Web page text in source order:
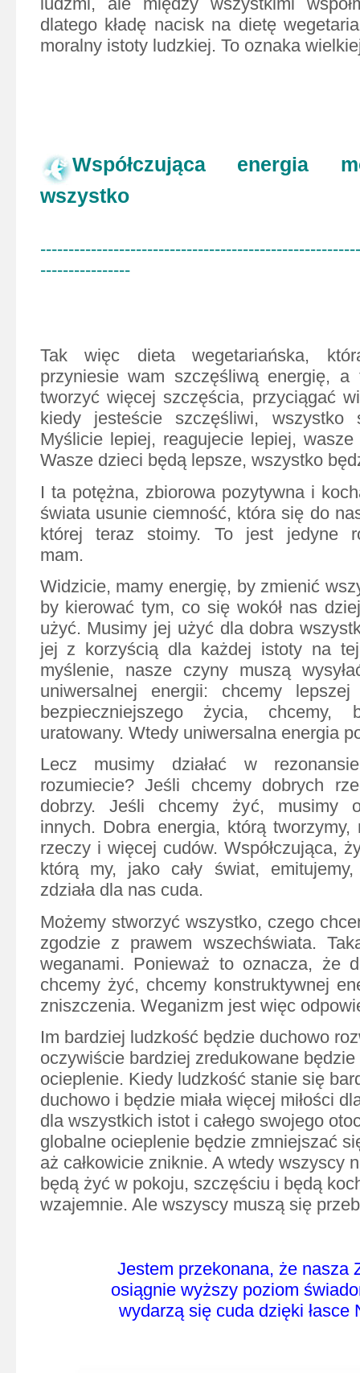
dlatego kładę nacisk na dietę
moralny istoty ludzkiej. To oznaka
Współczująca energia
wszystko
----------------
Tak więc dieta wegetariańska,
przyniesie wam szczęśliwą energię,
tworzyć więcej szczęścia, przyciągać
kiedy jesteście szczęśliwi, wszystko
Myślicie lepiej, reagujecie lepiej,
Wasze dzieci będą lepsze, wszystko
I ta potężna, zbiorowa pozytywna i
świata usunie ciemność, która się do
której teraz stoimy. To jest jedyne
mam.
Widzicie, mamy energię, by zmienić
by kierować tym, co się wokół nas
użyć. Musimy jej użyć dla dobra
jej z korzyścią dla każdej istoty na
myślenie, nasze czyny muszą
uniwersalnej energii: chcemy
bezpieczniejszego życia, chcemy,
uratowany. Wtedy uniwersalna energia
Lecz musimy działać w
rozumiecie? Jeśli chcemy dobrych
dobrzy. Jeśli chcemy żyć, musimy
innych. Dobra energia, którą
rzeczy i więcej cudów. Współczująca,
którą my, jako cały świat,
zdziała dla nas cuda.
Możemy stworzyć wszystko, czego
zgodzie z prawem wszechświata.
weganami. Ponieważ to oznacza, że
chcemy żyć, chcemy konstruktywnej
zniszczenia. Weganizm jest więc
Im bardziej ludzkość będzie duchowo
oczywiście bardziej zredukowane będzie
ocieplenie. Kiedy ludzkość stanie się
duchowo i będzie miała więcej miłości
dla wszystkich istot i całego swojego
globalne ocieplenie będzie zmniejszać
aż całkowicie zniknie. A wtedy wszyscy
będą żyć w pokoju, szczęściu i będą
wzajemnie. Ale wszyscy muszą się
Jestem przekonana, że nasza
osiągnie wyższy poziom
wydarzą się cuda dzięki łasce